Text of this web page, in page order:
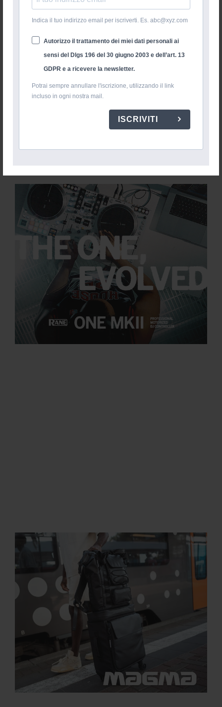
Indica il tuo indirizzo email per iscriverti. Es. abc@xyz.com
Autorizzo il trattamento dei miei dati personali ai
sensi del Dlgs 196 del 30 giugno 2003 e dell’art. 13
GDPR e a ricevere la newsletter.
Potrai sempre annullare l'iscrizione, utilizzando il link
incluso in ogni nostra mail.
ISCRIVITI